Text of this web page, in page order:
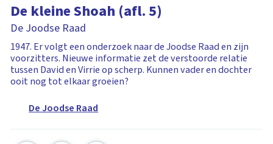
De kleine Shoah (afl. 5)
De Joodse Raad
1947. Er volgt een onderzoek naar de Joodse Raad en zijn
voorzitters. Nieuwe informatie zet de verstoorde relatie
tussen David en Virrie op scherp. Kunnen vader en dochter
ooit nog tot elkaar groeien?
De Joodse Raad